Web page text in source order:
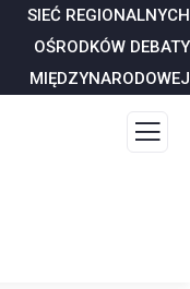
SIEĆ REGIONALNYCH
OŚRODKÓW DEBATY
MIĘDZYNARODOWEJ